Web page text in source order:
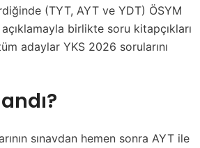
(TYT, AYT ve YDT) ÖSYM
birlikte soru kitapçıkları
adaylar YKS 2026 sorularını
sınavdan hemen sonra AYT ile